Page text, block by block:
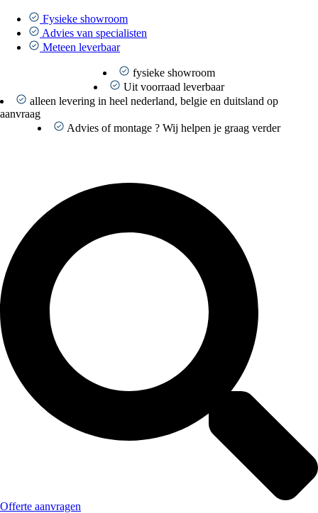
naar
inhoud
Fysieke showroom
Advies van specialisten
Meteen leverbaar
fysieke showroom
Uit voorraad leverbaar
alleen levering in heel nederland, belgie en duitsland op
aanvraag
Advies of montage ? Wij helpen je graag verder
Offerte aanvragen